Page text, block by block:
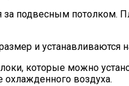
за подвесным потолком.
и устанавливаются
которые можно
воздуха.